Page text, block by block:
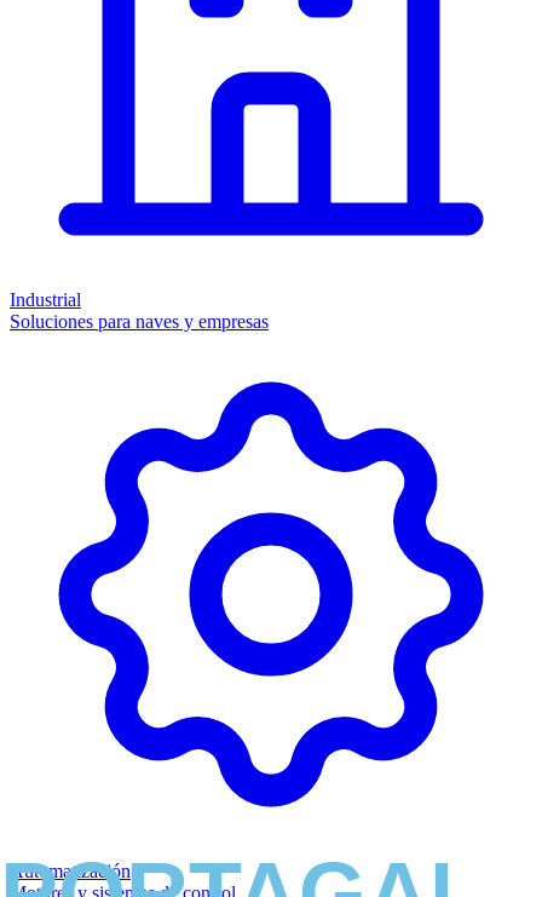
Industrial
Soluciones para naves y empresas
Automatización
Motores y sistemas de control